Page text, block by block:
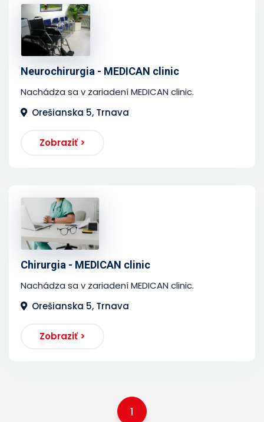
Neurochirurgia - MEDICAN clinic
Nachádza sa v zariadení MEDICAN clinic.
Orešianska 5, Trnava
Zobraziť >
Chirurgia - MEDICAN clinic
Nachádza sa v zariadení MEDICAN clinic.
Orešianska 5, Trnava
Zobraziť >
1